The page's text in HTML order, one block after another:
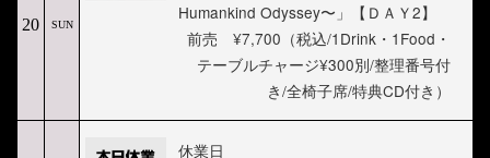
20 SUN
Humankind Odyssey〜」【ＤＡＹ2】
前売 ¥7,700（税込/1Drink・1Food・
テーブルチャージ¥300別/整理番号付
き/全椅子席/特典CD付き）
休業日